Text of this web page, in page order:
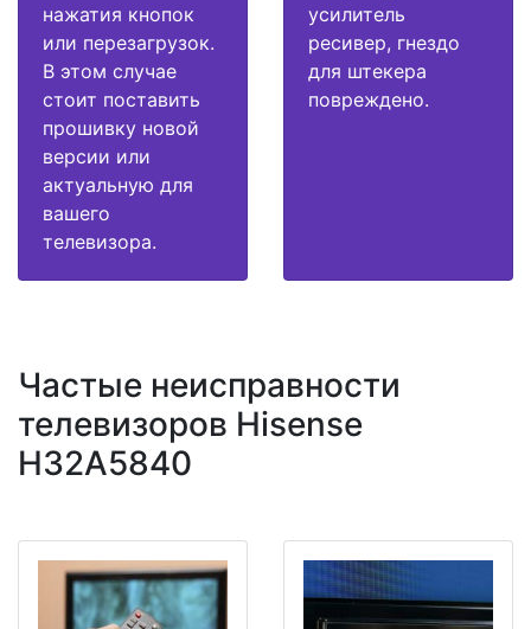
нажатия кнопок
или перезагрузок.
В этом случае
стоит поставить
прошивку новой
версии или
актуальную для
вашего
телевизора.
усилитель
ресивер, гнездо
для штекера
повреждено.
Частые неисправности
телевизоров Hisense
H32A5840